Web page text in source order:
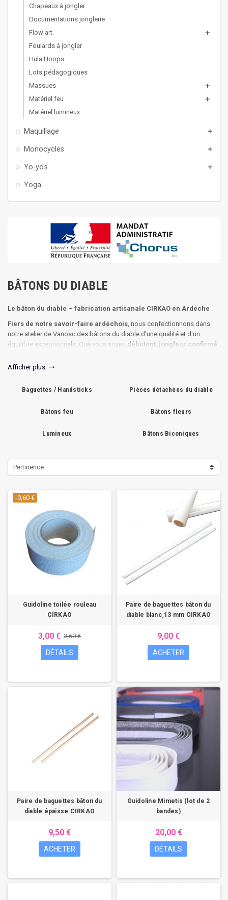
Chapeaux à jongler
Documentations jonglerie
Flow art
add
Foulards à jongler
Hula Hoops
Lots pédagogiques
Massues
add
Matériel feu add
Matériel lumineux
Maquillage add
Monocycles add
Yo-yo's add
Yoga
BÂTONS DU DIABLE
Le bâton du diable – fabrication artisanale CIRKAO en Ardèche
Fiers de notre savoir-faire ardéchois, nous confectionnons dans
notre atelier de Vanosc des bâtons du diable d'une qualité et d'un
équilibre exceptionnels. Que vous soyez débutant, jongleur confirmé
pratique.
jonglerie, maîtrisé par CIRKAO.
Afficher plus trending_flat
Baguettes / Handsticks Pièces détachées du diable
Bâtons feu Bâtons fleurs
Lumineux Bâtons Biconiques
Pertinence
-0,60 €
Guidoline toilée rouleau
CIRKAO
3,00 € 3,60 €
DÉTAILS
Paire de baguettes bâton du
diable blanc¸13 mm CIRKAO
9,00 €
ACHETER
Paire de baguettes bâton du
diable épaisse CIRKAO
9,50 €
ACHETER
Guidoline Mimetis (lot de 2
bandes)
20,00 €
DÉTAILS